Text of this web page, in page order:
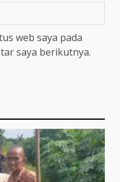
web saya pada
saya berikutnya.